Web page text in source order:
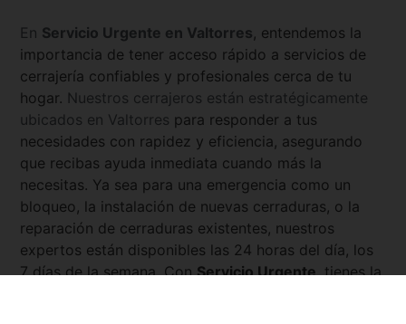
En Servicio Urgente en Valtorres, entendemos la
importancia de tener acceso rápido a servicios de
cerrajería confiables y profesionales cerca de tu
hogar. Nuestros cerrajeros están estratégicamente
ubicados en Valtorres para responder a tus
necesidades con rapidez y eficiencia, asegurando
que recibas ayuda inmediata cuando más la
necesitas. Ya sea para una emergencia como un
bloqueo, la instalación de nuevas cerraduras, o la
reparación de cerraduras existentes, nuestros
expertos están disponibles las 24 horas del día, los
7 días de la semana. ConServicio Urgente, tienes la